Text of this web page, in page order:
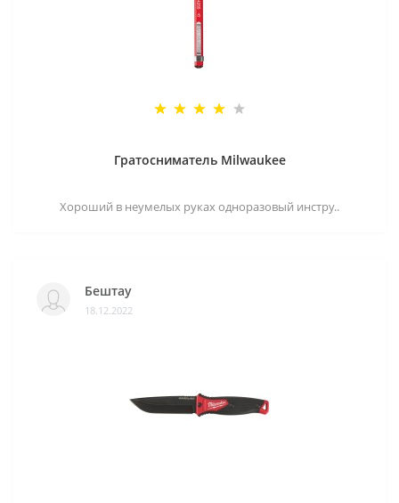
Гратосниматель Milwaukee
Хороший в неумелых руках одноразовый инстру..
Бештау
18.12.2022